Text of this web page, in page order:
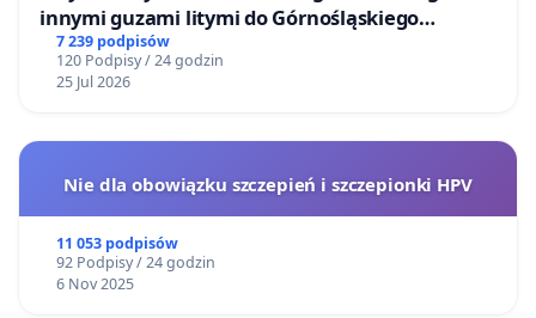
innymi guzami litymi do Górnośląskiego
Centrum Zdrowia Dziecka w Katowicach
7 239 podpisów
120 Podpisy / 24 godzin
25 Jul 2026
Nie dla obowiązku szczepień i szczepionki HPV
11 053 podpisów
92 Podpisy / 24 godzin
6 Nov 2025